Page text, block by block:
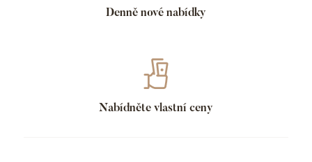
Denně nové nabídky
Nabídněte vlastní ceny